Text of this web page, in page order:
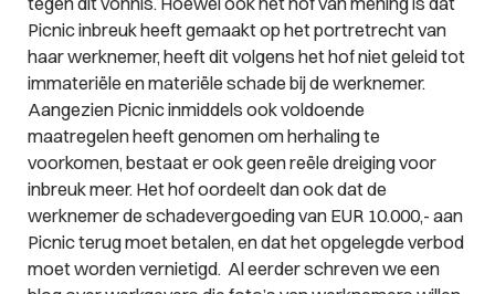
Picnic inbreuk heeft gemaakt op het portretrecht van
haar werknemer, heeft dit volgens het hof niet geleid tot
immateriële en materiële schade bij de werknemer.
Aangezien Picnic inmiddels ook voldoende
maatregelen heeft genomen om herhaling te
voorkomen, bestaat er ook geen reële dreiging voor
inbreuk meer. Het hof oordeelt dan ook dat de
werknemer de schadevergoeding van EUR 10.000,- aan
Picnic terug moet betalen, en dat het opgelegde verbod
moet worden vernietigd. Al eerder schreven we een